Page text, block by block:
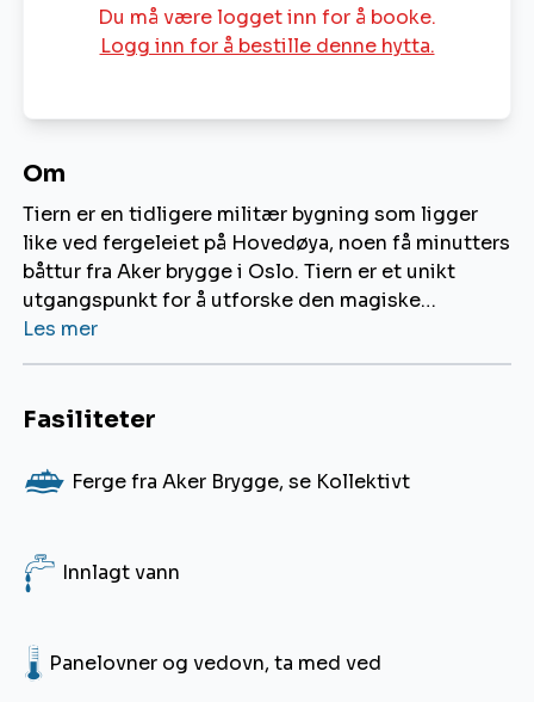
Du må være logget inn for å booke.
Logg inn for å bestille denne hytta.
Om
Tiern er en tidligere militær bygning som ligger
like ved fergeleiet på Hovedøya, noen få minutters
båttur fra Aker brygge i Oslo. Tiern er et unikt
utgangspunkt for å utforske den magiske
Hovedøya som er full av historie og
naturmangfold.
Les mer
Fasiliteter
K Ferge fra Aker Brygge, se Kollektivt
4 Innlagt vann
6 Panelovner og vedovn, ta med ved